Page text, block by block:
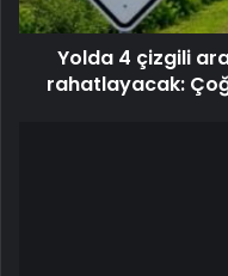
Yolda 4 çizgili
rahatlayacak: